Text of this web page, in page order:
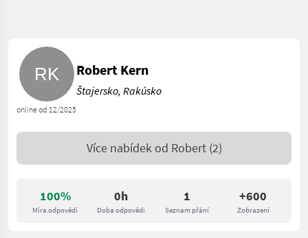
100%
Míra odpovědí
0h
Doba odpovědi
1
Seznam přání
+600
Zobrazení
online od 12/2025
Robert Kern
Štajersko, Rakúsko
Více nabídek od Robert (2)